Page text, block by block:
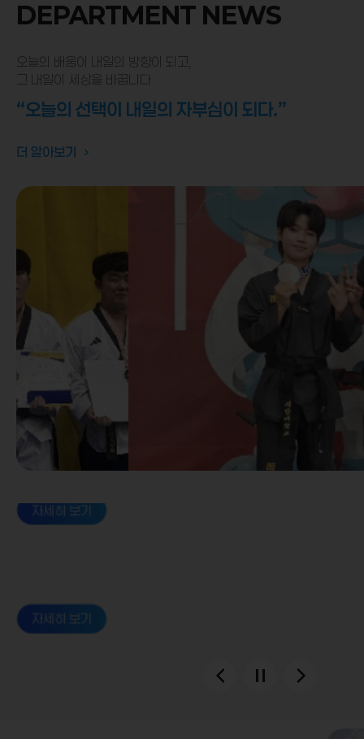
DEPARTMENT NEWS
오늘의 배움이 내일의 방향이 되고,
그 내일이 세상을 바꿉니다
“오늘의 선택이 내일의 자부심이 되다.”
세한대학교 태권도공공안전학과 임 혁 은메달 획
더 알아보기